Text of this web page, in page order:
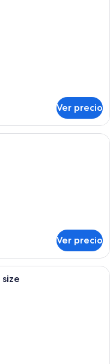
Ver precio
seguridad en la habitación,
Ver precio
de hotel con una